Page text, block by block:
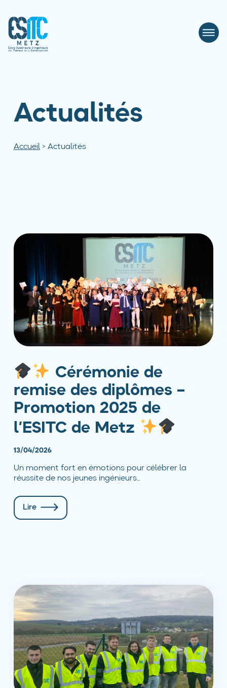
Actualités
Accueil> Actualités
Cérémonie de
remise des diplômes –
Promotion 2025 de
l’ESITC de Metz
13/04/2026
Un moment fort en émotions pour célébrer la
réussite de nos jeunes ingénieurs...
Lire